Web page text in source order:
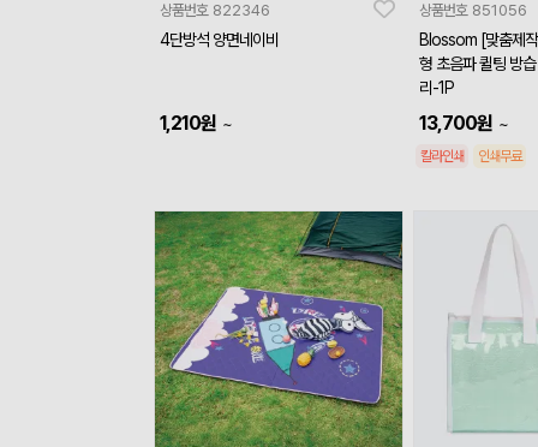
상품번호 822346
4단방석 양면네이비
1,210원 ~
상품번호 851056
Blossom [맞춤제
형 초음파 퀼팅 방
리-1P
13,700원 ~
칼라인쇄 인쇄무료